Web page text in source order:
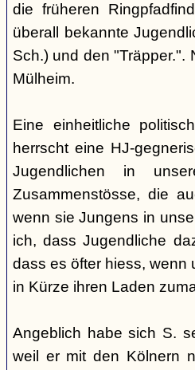
die früheren
überall bekannte
Sch.) und den "Träpper.".
Mülheim.
Eine einheitliche
herrscht eine HJ-
Jugendlichen in
Zusammenstösse, die
wenn sie Jungens in
ich, dass Jugendliche
dass es öfter hiess, wenn
in Kürze ihren Laden
Angeblich habe sich S.
weil er mit den Kölnern